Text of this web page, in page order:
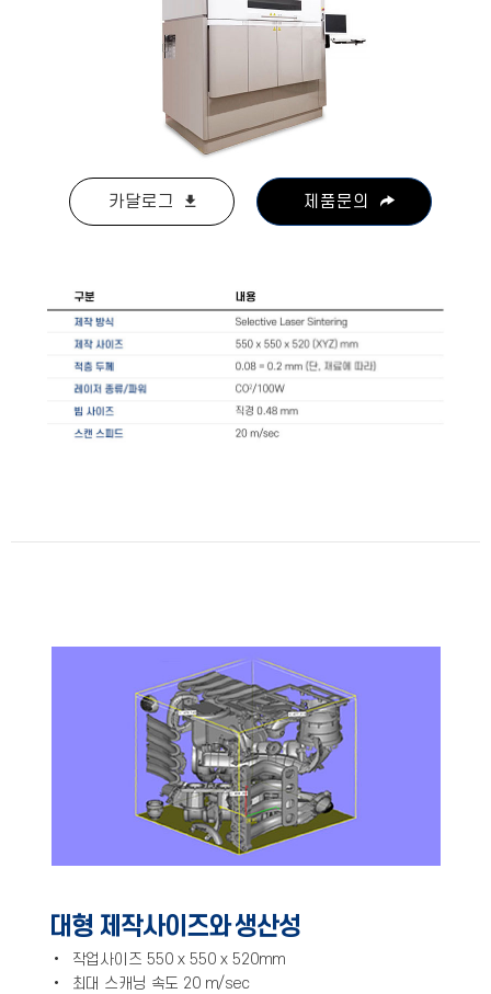
카달로그 제품문의
대형 제작사이즈와 생산성
• 작업사이즈 550 x 550 x 520mm
• 최대 스캐닝 속도 20 m/sec